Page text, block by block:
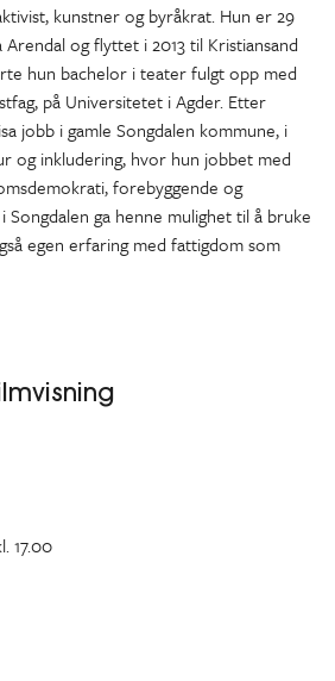
kunstner og byråkrat. Hun er 29
og flyttet i 2013 til Kristiansand
hun bachelor i teater fulgt opp med
på Universitetet i Agder. Etter
jobb i gamle Songdalen kommune, i
og inkludering, hvor hun jobbet med
forebyggende og
ga henne mulighet til å bruke
egen erfaring med fattigdom som
17.00